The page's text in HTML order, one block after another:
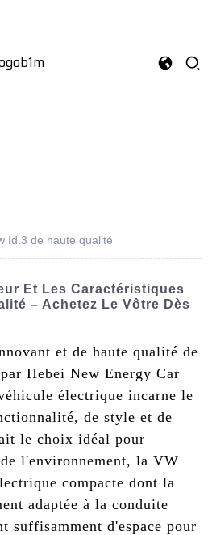
Id.3 de haute qualité
Et Les Caractéristiques
– Achetez Le Vôtre Dès
et de haute qualité de
Hebei New Energy Car
électrique incarne le
de style et de
le choix idéal pour
l'environnement, la VW
compacte dont la
adaptée à la conduite
suffisamment d'espace pour